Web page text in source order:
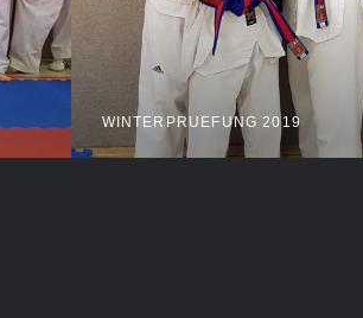
WINTERPRUEFUNG 2019